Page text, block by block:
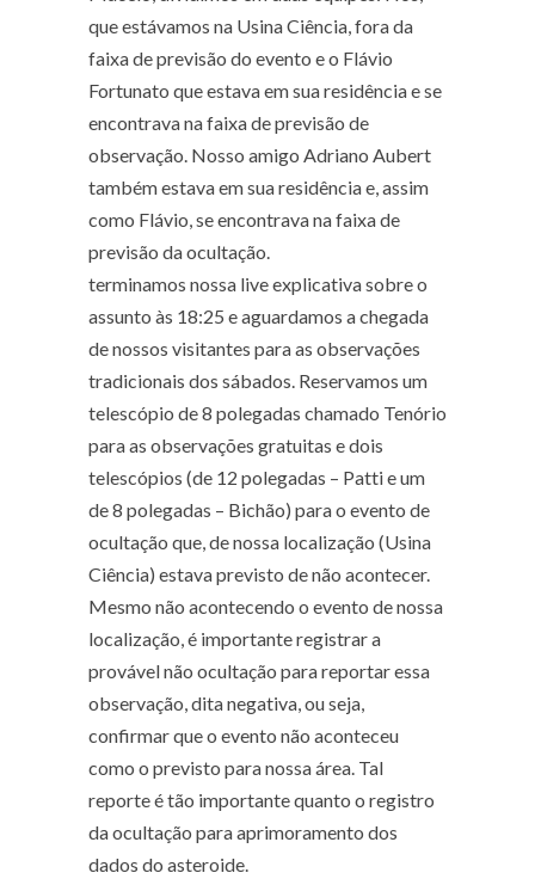
que estávamos na Usina Ciência, fora da
faixa de previsão do evento e o Flávio
Fortunato que estava em sua residência e se
encontrava na faixa de previsão de
observação. Nosso amigo Adriano Aubert
também estava em sua residência e, assim
como Flávio, se encontrava na faixa de
previsão da ocultação.
terminamos nossa live explicativa sobre o
assunto às 18:25 e aguardamos a chegada
de nossos visitantes para as observações
tradicionais dos sábados. Reservamos um
telescópio de 8 polegadas chamado Tenório
para as observações gratuitas e dois
telescópios (de 12 polegadas – Patti e um
de 8 polegadas – Bichão) para o evento de
ocultação que, de nossa localização (Usina
Ciência) estava previsto de não acontecer.
Mesmo não acontecendo o evento de nossa
localização, é importante registrar a
provável não ocultação para reportar essa
observação, dita negativa, ou seja,
confirmar que o evento não aconteceu
como o previsto para nossa área. Tal
reporte é tão importante quanto o registro
da ocultação para aprimoramento dos
dados do asteroide.